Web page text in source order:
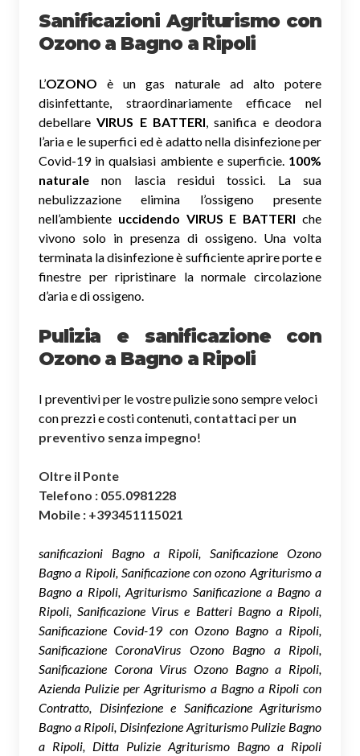
Sanificazioni Agriturismo con
Ozonoa Bagno a Ripoli
L’OZONO è un gas naturale ad alto potere
disinfettante, straordinariamente efficace nel
debellareVIRUS E BATTERI, sanifica e deodora
l’aria e le superfici ed è adatto nella disinfezione per
Covid-19 in qualsiasi ambiente e superficie. 100%
naturale non lascia residui tossici. La sua
nebulizzazione elimina l’ossigeno presente
nell’ambiente uccidendo VIRUS E BATTERI che
vivono solo in presenza di ossigeno. Una volta
terminata la disinfezione è sufficiente aprire porte e
finestre per ripristinare la normale circolazione
d’aria e di ossigeno.
Pulizia e sanificazione con
Ozono a Bagno a Ripoli
I preventivi per le vostre pulizie sono sempre veloci
con prezzi e costi contenuti, contattaci per un
preventivo senza impegno!
Oltre il Ponte
Telefono : 055.0981228
Mobile : +393451115021
sanificazioni Bagno a Ripoli, Sanificazione Ozono
Bagno a Ripoli, Sanificazione con ozono Agriturismo a
Bagno a Ripoli, Agriturismo Sanificazione a Bagno a
Ripoli, Sanificazione Virus e Batteri Bagno a Ripoli,
Sanificazione Covid-19 con Ozono Bagno a Ripoli,
Sanificazione CoronaVirus Ozono Bagno a Ripoli,
Sanificazione Corona Virus Ozono Bagno a Ripoli,
Azienda Pulizie per Agriturismo a Bagno a Ripoli con
Contratto, Disinfezione e Sanificazione Agriturismo
Bagno a Ripoli, Disinfezione Agriturismo Pulizie Bagno
a Ripoli, Ditta Pulizie Agriturismo Bagno a Ripoli